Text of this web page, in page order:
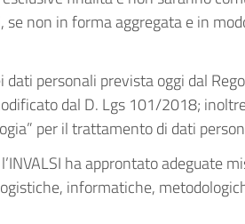
non in forma aggregata e in
personali prevista oggi dal
dal D. Lgs 101/2018;
per il trattamento di dati
ha approntato adeguate
informatiche,